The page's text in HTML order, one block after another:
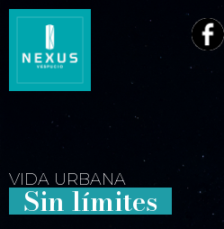
VIDA URBANA
Sin límites